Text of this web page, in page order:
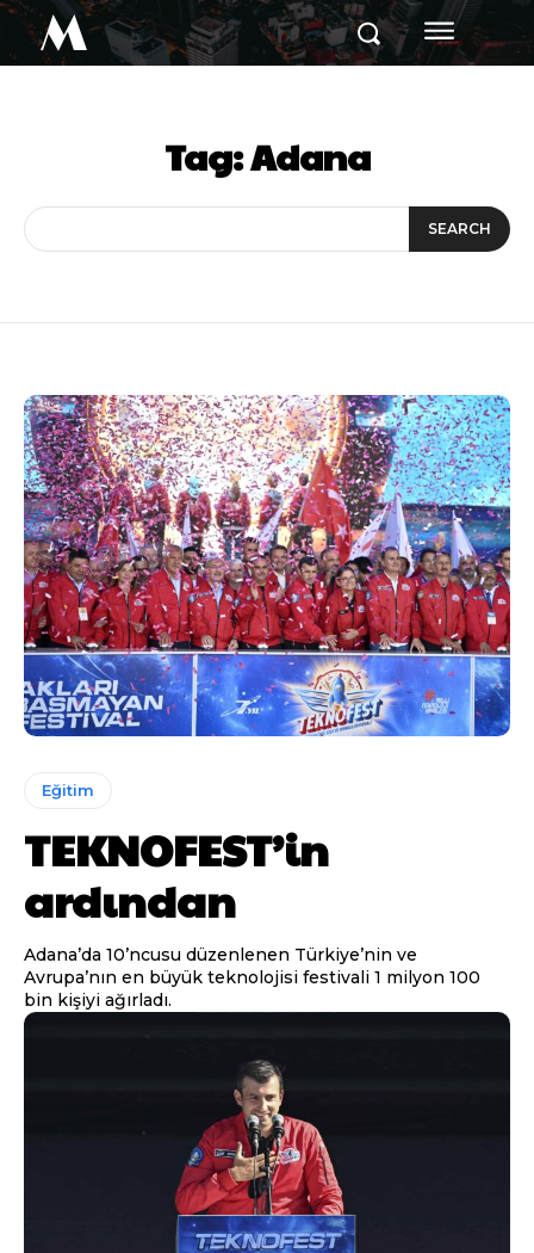
M
Tag:Adana
SEARCH
Eğitim
TEKNOFEST’in
ardından
Adana’da 10’ncusu düzenlenen Türkiye’nin ve
Avrupa’nın en büyük teknolojisi festivali 1 milyon 100
bin kişiyi ağırladı.